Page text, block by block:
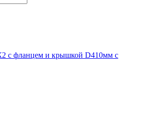
с фланцем и крышкой D410мм с